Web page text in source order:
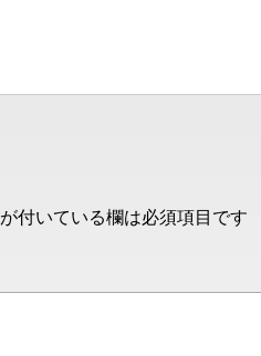
が付いている欄は必須項目です